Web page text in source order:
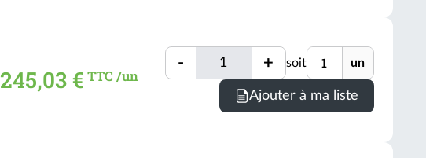
(voir
245,03 € TTC /un Quantité
- Quantité+ soit Unité un
Ajouter à ma liste